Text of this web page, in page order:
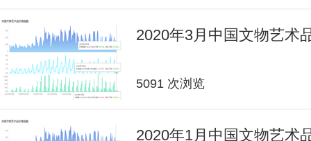
2020年3月中国文物艺术
5091 次浏览
2020年1月中国文物艺术